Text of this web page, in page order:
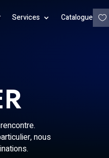
Services Catalogue
nous